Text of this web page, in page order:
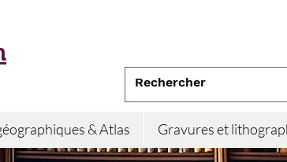
& Atlas Gravures et